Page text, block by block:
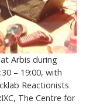
Arbis during
– 19:00, with
Reactionists
The Centre for